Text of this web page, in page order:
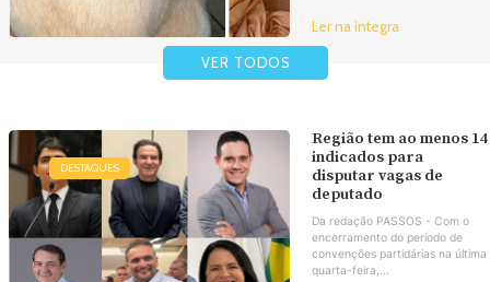
Ler na íntegra
VER TODOS
DESTAQUES
Região tem ao menos 14
indicados para
disputar vagas de
deputado
Da redação PASSOS - Com o
encerramento do período de
convenções partidárias na última
quarta-feira,...